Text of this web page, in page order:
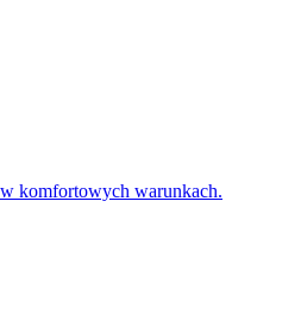
komfortowych warunkach.